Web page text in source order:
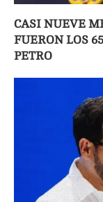
CASI NUEVE
FUERON LOS
PETRO